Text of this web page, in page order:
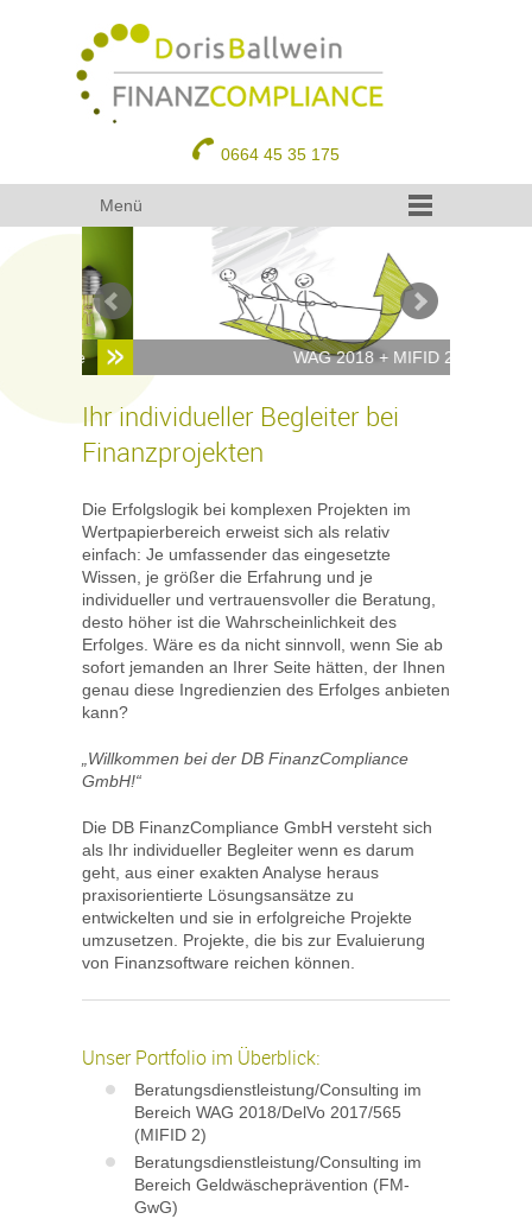
0664 45 35 175
Menü
WAG 2018 + MIFID 2
Ihr individueller Begleiter bei
Finanzprojekten
Die Erfolgslogik bei komplexen Projekten im
Wertpapierbereich erweist sich als relativ
einfach: Je umfassender das eingesetzte
Wissen, je größer die Erfahrung und je
individueller und vertrauensvoller die Beratung,
desto höher ist die Wahrscheinlichkeit des
Erfolges. Wäre es da nicht sinnvoll, wenn Sie ab
sofort jemanden an Ihrer Seite hätten, der Ihnen
genau diese Ingredienzien des Erfolges anbieten
kann?
„Willkommen bei der DB FinanzCompliance
GmbH!“
Die DB FinanzCompliance GmbH versteht sich
als Ihr individueller Begleiter wenn es darum
geht, aus einer exakten Analyse heraus
praxisorientierte Lösungsansätze zu
entwickelten und sie in erfolgreiche Projekte
umzusetzen. Projekte, die bis zur Evaluierung
von Finanzsoftware reichen können.
Unser Portfolio im Überblick:
Beratungsdienstleistung/Consulting im
Bereich WAG 2018/DelVo 2017/565
(MIFID 2)
Beratungsdienstleistung/Consulting im
Bereich Geldwäscheprävention (FM-
GwG)